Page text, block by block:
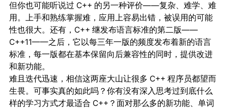
但你也可能听说过 C++ 的另一种评价——复杂、难学、难
用。上手和熟练掌握难，应用上容易出错，被误用的可能
性也很大。还有，C++ 继发布语言标准的第二版——
C++11——之后，它以每三年一版的频度发布着新的语言
标准，每一版都在基本保留向后兼容性的同时，提供改进
和新功能。
难且迭代迅速，相信这两座大山让很多 C++ 程序员都望而
生畏。可事实真的如此吗？你有没有深入思考过到底什么
样的学习方式才最适合 C++？面对那么多的新功能、单词